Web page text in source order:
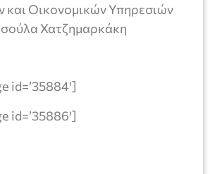
και Οικονομικών Υπηρεσιών
Χατζημαρκάκη
id=’35884′]
id=’35886′]